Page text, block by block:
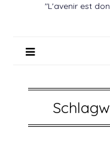
"L'avenir est